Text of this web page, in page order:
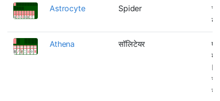
Astrocyte Spider
Athena सॉलिटेयर